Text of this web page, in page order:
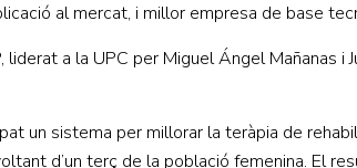
al mercat, i millor empresa de base
a la UPC per Miguel Ángel Mañanas i
un sistema per millorar la teràpia de
d’un terç de la població femenina. El